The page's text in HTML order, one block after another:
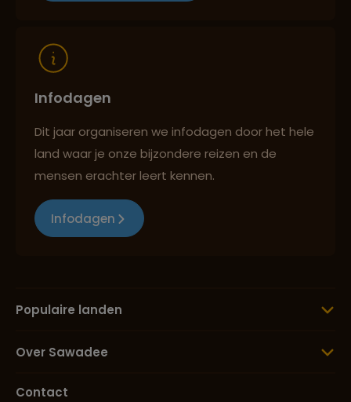
Infodagen
Dit jaar organiseren we infodagen door het hele
land waar je onze bijzondere reizen en de
mensen erachter leert kennen.
Infodagen
Populaire landen
Over Sawadee
Contact